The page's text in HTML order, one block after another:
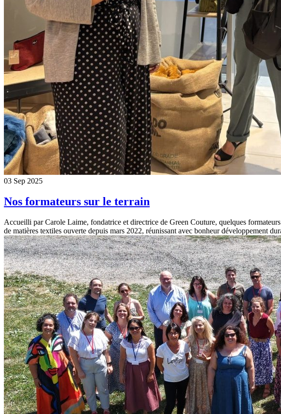
03 Sep 2025
Nos formateurs sur le terrain
Accueilli par Carole Laime, fondatrice et directrice de Green Couture, quelques
de matières textiles ouverte depuis mars 2022, réunissant avec bonheur développement